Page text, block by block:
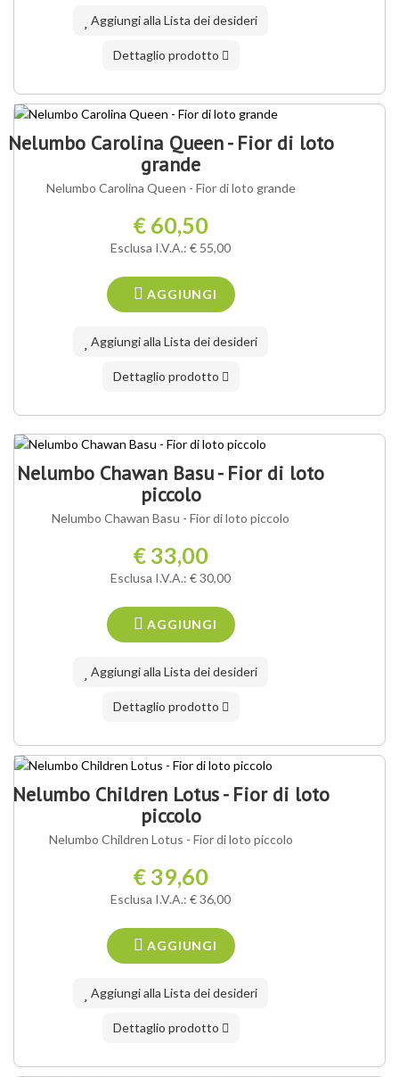
Aggiungi alla Lista dei desideri
Dettaglio prodotto
Nelumbo Carolina Queen - Fior di loto
grande
Nelumbo Carolina Queen - Fior di loto grande
€ 60,50
Esclusa I.V.A.: € 55,00
AGGIUNGI
Aggiungi alla Lista dei desideri
Dettaglio prodotto
Nelumbo Chawan Basu - Fior di loto
piccolo
Nelumbo Chawan Basu - Fior di loto piccolo
€ 33,00
Esclusa I.V.A.: € 30,00
AGGIUNGI
Aggiungi alla Lista dei desideri
Dettaglio prodotto
Nelumbo Children Lotus - Fior di loto
piccolo
Nelumbo Children Lotus - Fior di loto piccolo
€ 39,60
Esclusa I.V.A.: € 36,00
AGGIUNGI
Aggiungi alla Lista dei desideri
Dettaglio prodotto